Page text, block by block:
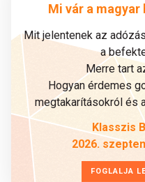
Mi vár a
Mit jelentenek az
a
Merre tart
Hogyan érdemes
megtakarításokról és
Klasszis
2026.
FOGLALJA